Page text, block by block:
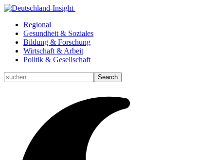
Regional
Gesundheit & Soziales
Bildung & Forschung
Wirtschaft & Arbeit
Politik & Gesellschaft